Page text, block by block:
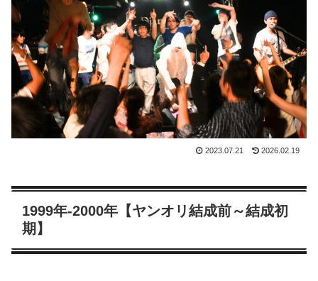
2023.07.21 2026.02.19
1999年-2000年【ヤンオリ結成前～結成初
期】